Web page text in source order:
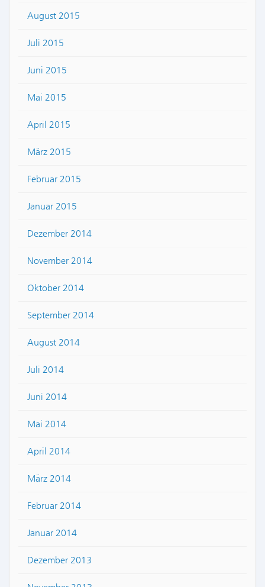
August 2015
Juli 2015
Juni 2015
Mai 2015
April 2015
März 2015
Februar 2015
Januar 2015
Dezember 2014
November 2014
Oktober 2014
September 2014
August 2014
Juli 2014
Juni 2014
Mai 2014
April 2014
März 2014
Februar 2014
Januar 2014
Dezember 2013